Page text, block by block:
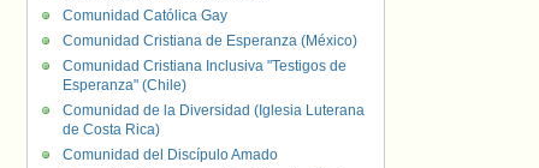
Comunidad Católica Gay
Comunidad Cristiana de Esperanza (México)
Comunidad Cristiana Inclusiva "Testigos de
Esperanza" (Chile)
Comunidad de la Diversidad (Iglesia Luterana
de Costa Rica)
Comunidad del Discípulo Amado